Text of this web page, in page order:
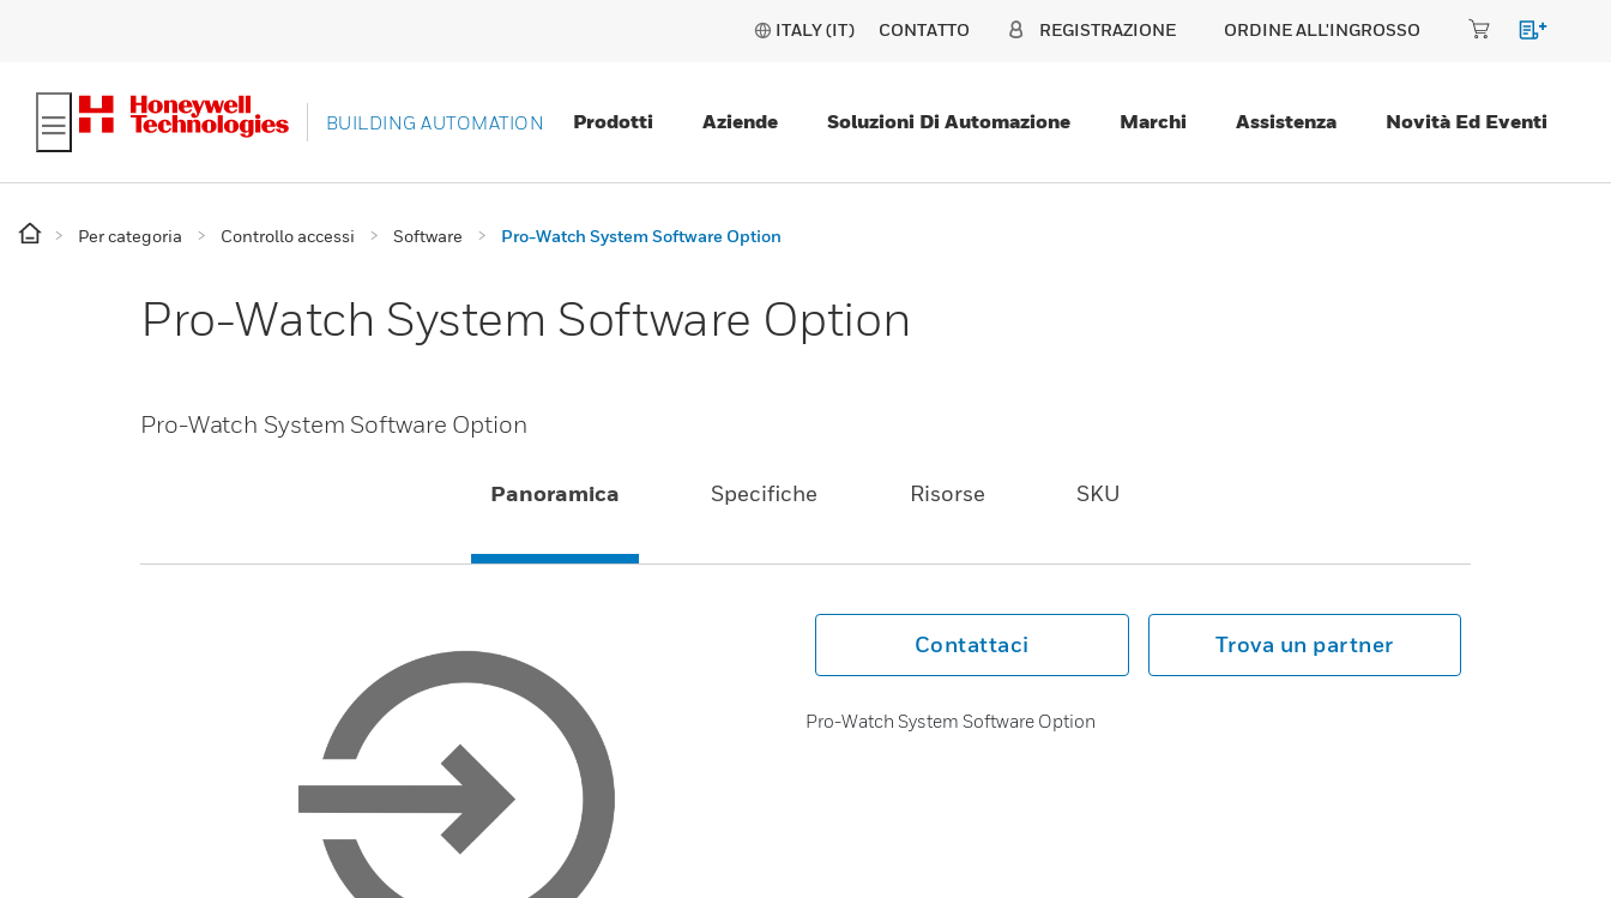
ITALY (IT) CONTATTO REGISTRAZIONE ORDINE ALL'INGROSSO
BUILDING AUTOMATION Prodotti Aziende Soluzioni Di Automazione Marchi Assistenza Novità Ed Eventi
Per categoria Controllo accessi Software Pro-Watch System Software Option
Pro-Watch System Software Option
Pro-Watch System Software Option
Panoramica Specifiche Risorse SKU
Contattaci Trova un partner
Pro-Watch System Software Option